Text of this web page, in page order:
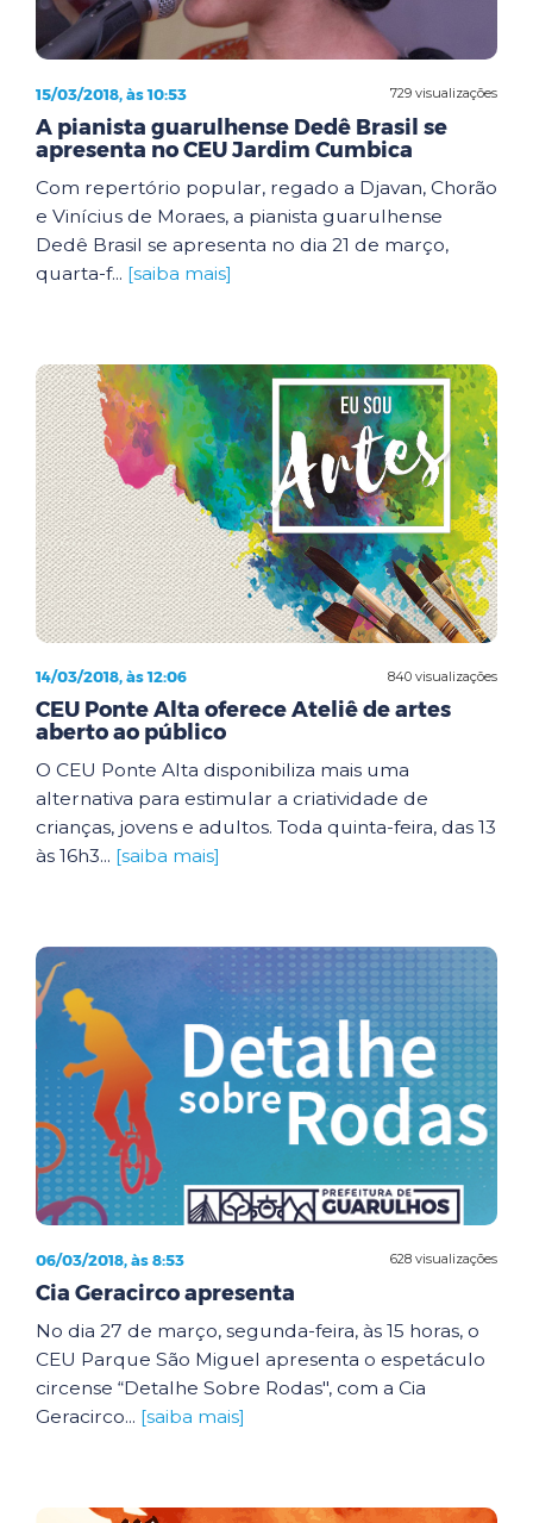
729 visualizações
15/03/2018, às 10:53
A pianista guarulhense Dedê Brasil se
apresenta no CEU Jardim Cumbica
Com repertório popular, regado a Djavan, Chorão
e Vinícius de Moraes, a pianista guarulhense
Dedê Brasil se apresenta no dia 21 de março,
quarta-f... [saiba mais]
840 visualizações
14/03/2018, às 12:06
CEU Ponte Alta oferece Ateliê de artes
aberto ao público
O CEU Ponte Alta disponibiliza mais uma
alternativa para estimular a criatividade de
crianças, jovens e adultos. Toda quinta-feira, das 13
às 16h3... [saiba mais]
628 visualizações
06/03/2018, às 8:53
Cia Geracirco apresenta
No dia 27 de março, segunda-feira, às 15 horas, o
CEU Parque São Miguel apresenta o espetáculo
circense “Detalhe Sobre Rodas", com a Cia
Geracirco... [saiba mais]